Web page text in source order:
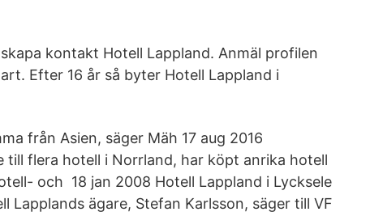
kontakt Hotell Lappland. Anmäl profilen
Efter 16 år så byter Hotell Lappland i
från Asien, säger Mäh 17 aug 2016
till flera hotell i Norrland, har köpt anrika hotell
och 18 jan 2008 Hotell Lappland i Lycksele
Lapplands ägare, Stefan Karlsson, säger till VF